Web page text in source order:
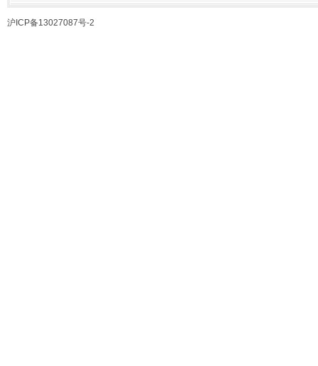
沪ICP备13027087号-2